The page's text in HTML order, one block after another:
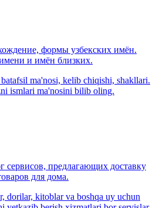
формы узбекских имён.
и имён близких.
ma'nosi, kelib chiqishi, shakllari.
ismlari ma'nosini bilib oling.
сервисов, предлагающих доставку
для дома.
dorilar, kitoblar va boshqa uy uchun